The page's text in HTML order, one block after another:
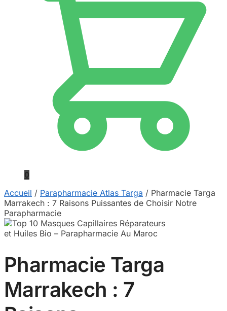
0
Accueil / Parapharmacie Atlas Targa / Pharmacie Targa
Marrakech : 7 Raisons Puissantes de Choisir Notre
Parapharmacie
Pharmacie Targa
Marrakech : 7